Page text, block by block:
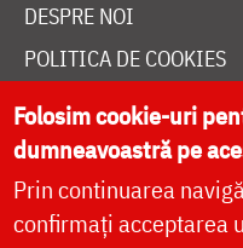
DESPRE NOI
POLITICA DE COOKIES
DONEAZĂ ONLINE
LIVE
Folosim cookie-uri
dumneavoastră pe
Prin continuarea
confirmați acceptarea